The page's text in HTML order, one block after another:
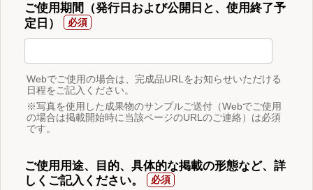
ご使用期間（発行日および公開日と、使用終了予
定日）
Webでご使用の場合は、完成品URLをお知らせいただける
日程をご記入ください。
※写真を使用した成果物のサンプルご送付（Webでご使用
の場合は掲載開始時に当該ページのURLのご連絡）は必須
です。
ご使用用途、目的、具体的な掲載の形態など、詳
しくご記入ください。